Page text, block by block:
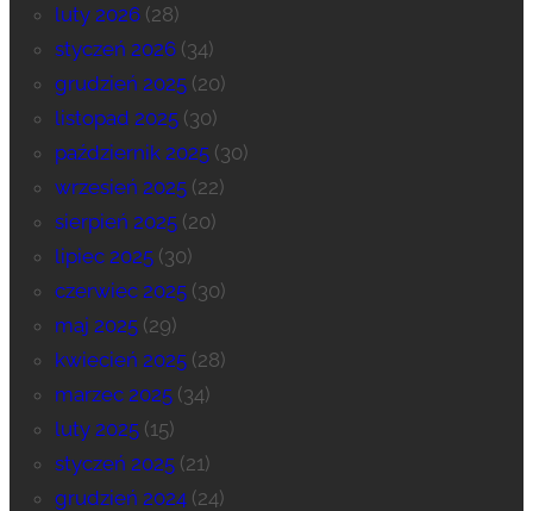
luty 2026(28)
styczeń 2026(34)
grudzień 2025(20)
listopad 2025(30)
październik 2025(30)
wrzesień 2025(22)
sierpień 2025(20)
lipiec 2025(30)
czerwiec 2025(30)
maj 2025(29)
kwiecień 2025(28)
marzec 2025(34)
luty 2025(15)
styczeń 2025(21)
grudzień 2024(24)